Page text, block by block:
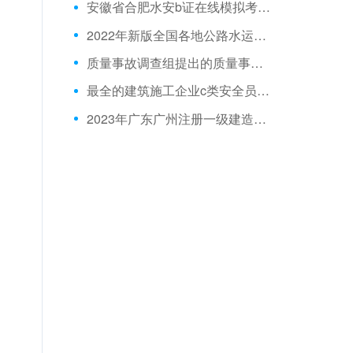
安徽省合肥水安b证在线模拟考试题库重点题库
2022年新版全国各地公路水运工程施工企业主要负责人在线模拟考试题库
质量事故调查组提出的质量事故处理意见经相关单位研究并完成技术处理方案后由()审核签认。
最全的建筑施工企业c类安全员真题库基础知识
2023年广东广州注册一级建造师在线考试真题